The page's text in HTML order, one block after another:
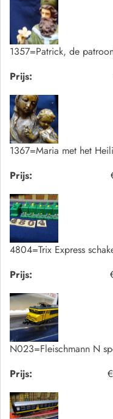
1357=Patrick, de
Prijs:
1367=Maria met het
Prijs:
4804=Trix Express
Prijs:
N023=Fleischmann N
Prijs: